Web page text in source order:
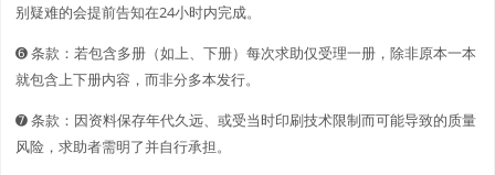
别疑难的会提前告知在24小时内完成。
➏ 条款：若包含多册（如上、下册）每次求助仅受理一册，除非原本一本
就包含上下册内容，而非分多本发行。
➐ 条款：因资料保存年代久远、或受当时印刷技术限制而可能导致的质量
风险，求助者需明了并自行承担。